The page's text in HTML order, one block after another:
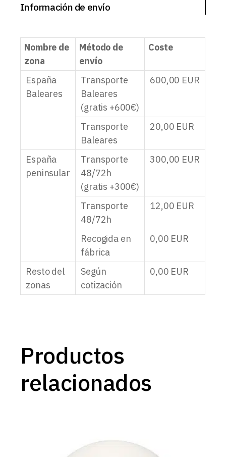
Información de envío
Nombre de
zona
Método de
envío
Coste
España
Baleares
Transporte
Baleares
(gratis +600€)
600,00 EUR
Transporte
Baleares
20,00 EUR
España
peninsular
Transporte
48/72h
(gratis +300€)
300,00 EUR
Transporte
48/72h
12,00 EUR
Recogida en
fábrica
0,00 EUR
Resto del
zonas
Según
cotización
0,00 EUR
Productos
relacionados